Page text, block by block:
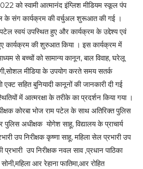
को स्वामी आत्मानंद इंग्लिश मीडियम स्कूल पंप
के संग कार्यक्रम की वर्चुअल शुरूआत की गई ।
स्वयं उपस्थित हुए और कार्यक्रम के उद्देश्य एवं
कार्यक्रम की शुरुआत किया । इस कार्यक्रम में
से बच्चों को सामान्य कानून, बाल विवाह, घरेलू
मीडिया के उपयोग करते समय सतर्क
सहित बुनियादी कानूनों की जानकारी दी गई
में आत्मरक्षा के तरीके का प्रदर्शन किया गया ।
कोरबा भोज राम पटेल के साथ अतिरिक्त पुलिस
पुलिस अधीक्षक योगेश साहू, विद्यालय के प्राचार्य
उप निरीक्षक कृष्णा साहू, महिला सेल प्रभारी उप
प्रभारी उप निरीक्षक नवल साव ,प्रधान पाठिका
आर रेहाना फातिमा,आर रोहित